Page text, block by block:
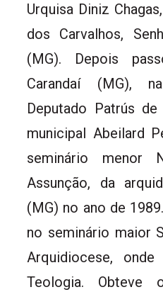
Urquisa Diniz
dos Carvalhos,
(MG). Depois
Carandaí (MG),
Deputado Patrús
municipal Abeilard
seminário menor
Assunção, da
(MG) no ano de
no seminário maior
Arquidiocese,
Teologia. Obteve